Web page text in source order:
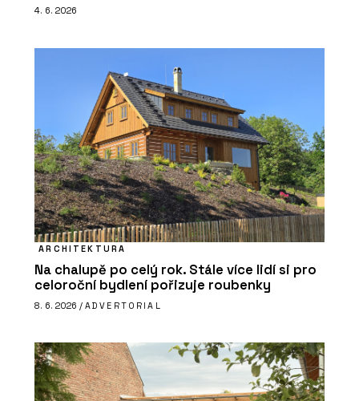
4. 6. 2026
ARCHITEKTURA
Na chalupě po celý rok. Stále více lidí si pro
celoroční bydlení pořizuje roubenky
8. 6. 2026 / ADVERTORIAL